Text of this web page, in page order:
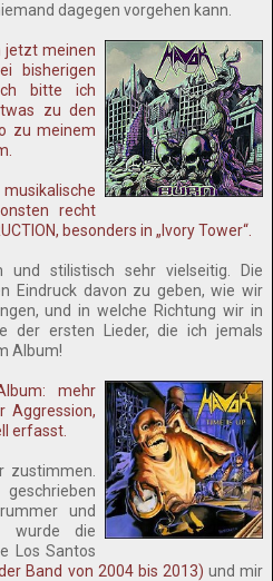
dagegen vorgehen kann.
jetzt meinen
bisherigen
bitte ich
zu den
zu meinem
recht
besonders in „Ivory Tower“.
und stilistisch sehr vielseitig. Die
Eindruck davon zu geben, wie wir
und in welche Richtung wir in
der ersten Lieder, die ich jemals
Album!
mehr
Aggression,
erfasst.
zustimmen.
und
wurde die
Los Santos
Band von 2004 bis 2013) und mir